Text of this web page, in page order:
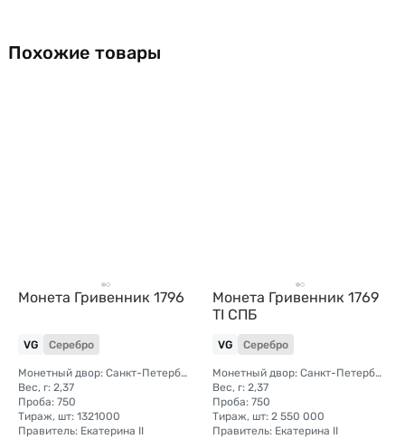
Похожие товары
Монета Гривенник 1796
VG Серебро
Монетный двор: Санкт-Петербургский монетный двор
Вес, г: 2,37
Проба: 750
Тираж, шт: 1321000
Правитель: Екатерина II
Монета Гривенник 1769
TI СПБ
VG Серебро
Монетный двор: Санкт-Петербургский монетный двор
Вес, г: 2,37
Проба: 750
Тираж, шт: 2 550 000
Правитель: Екатерина II